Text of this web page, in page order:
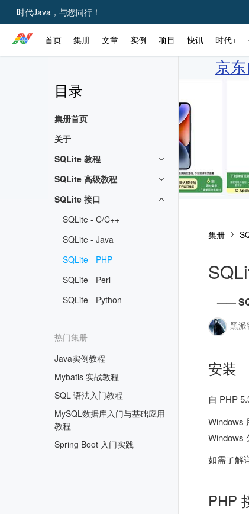
时代Java，与您同行！
首页 集册 文章 实例 项目 快讯 时代+
京
集册
——
黑派
安装
自 PHP
Windows
Windows
如需了解
PHP
目录
集册首页
关于
SQLite 教程
SQLite 高级教程
SQLite 接口
SQLite - C/C++
SQLite - Java
SQLite - PHP
SQLite - Perl
SQLite - Python
热门集册
Java实例教程
Mybatis 实战教程
SQL 语法入门教程
MySQL数据库入门与基础应用
教程
Spring Boot 入门实践